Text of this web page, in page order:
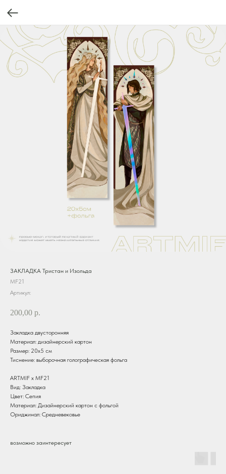
ЗАКЛАДКА Тристан и Изольда
MF21
Артикул:
200,00 р.
Закладка двусторонняя
Материал: дизайнерский картон
Размер: 20х5 см
Тиснение: выборочная голографическая фольга
ARTMIF х MF21
Вид: Закладка
Цвет: Сепия
Материал: Дизайнерский картон с фольгой
Ориджинал: Средневековье
возможно заинтересует